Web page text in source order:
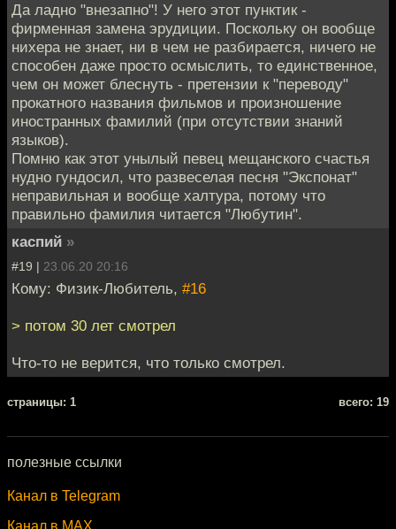
Да ладно "внезапно"! У него этот пунктик -
фирменная замена эрудиции. Поскольку он вообще
нихера не знает, ни в чем не разбирается, ничего не
способен даже просто осмыслить, то единственное,
чем он может блеснуть - претензии к "переводу"
прокатного названия фильмов и произношение
иностранных фамилий (при отсутствии знаний
языков).
Помню как этот унылый певец мещанского счастья
нудно гундосил, что развеселая песня "Экспонат"
неправильная и вообще халтура, потому что
правильно фамилия читается "Любутин".
каспий »
#19 | 23.06.20 20:16
Кому: Физик-Любитель, #16
> потом 30 лет смотрел
Что-то не верится, что только смотрел.
cтраницы: 1 всего: 19
полезные ссылки
Канал в Telegram